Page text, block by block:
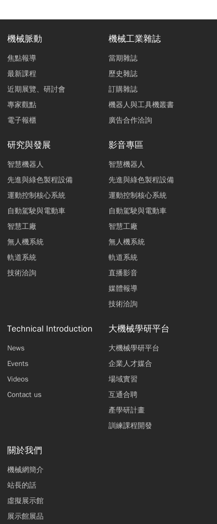
封合技術。本文將說明雷射封合技術與影響封合製程品質
的相關參數，以及OLED封合製程相關專利分析。
機械脈動
焦點報導
最新課程
近期展覽、研討會
專家觀點
電子報櫃
機械工業雜誌
當期雜誌
歷史雜誌
訂購雜誌
機器人與工具機叢書
廣告合作洽詢
研究與發展
智慧機器人
先進與綠色製程設備
運動控制核心系統
自動駕駛與電動車
智慧工廠
無人機系統
軌道系統
技術洽詢
影音專區
智慧機器人
先進與綠色製程設備
運動控制核心系統
自動駕駛與電動車
智慧工廠
無人機系統
軌道系統
直播影音
媒體報導
技術洽詢
Technical Introduction
News
Events
Videos
Contact us
大機械學研平台
大機械學研平台
企業人才媒合
場域實習
互通合聘
產學研計畫
訓練課程開發
關於我們
機械網簡介
站長的話
虛擬展示館
展示館展品